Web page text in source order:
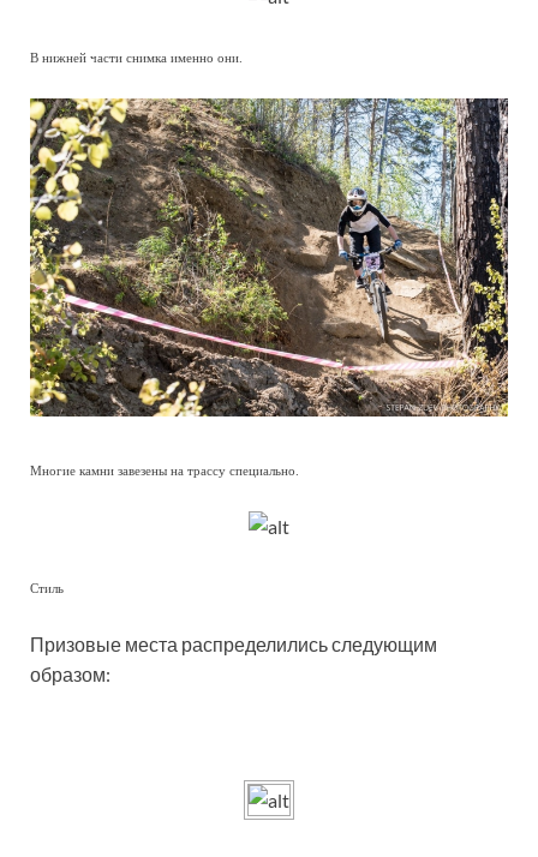
В нижней части снимка именно они.
Многие камни завезены на трассу специально.
Стиль
Призовые места распределились следующим
образом: